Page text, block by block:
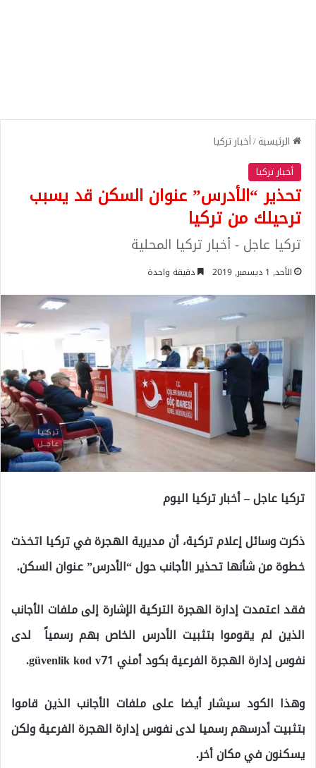
الرئيسية/أخبار تركيا
أخبار تركيا
تحذير “الأدرس” عنوان السكن قد يسبب
ترحيلك من تركيا
تركيا عاجل - أخبار تركيا المحلية
الأحد, 1 ديسمبر, 2019 دقيقة واحدة
تركيا عاجل – أخبار تركيا اليوم
ذكرت وسائل إعلام تركية، أن مديرية الهجرة في تركيا اتخذت
خطوة من شأنها تحذير الأجانب حول “الأدرس” عنوان السكن.
فقد اعتمدت إدارة الهجرة التركية الإشارة إلى ملفات الأجانب
الذين لم يقوموا بتثبيت الأدرس الخاص بهم رسمياً لدى
نفوس إدارة الهجرة الفرعية بكود أمني güvenlik kod v71.
وهذا الكود سيشار أيضا على ملفات الأجانب الذين قاموا
بتثبيت أدرسهم رسميا لدى نفوس إدارة الهجرة الفرعية ولكن
يسكنون في مكان أخر.